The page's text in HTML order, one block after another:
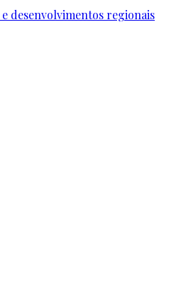
desenvolvimentos regionais